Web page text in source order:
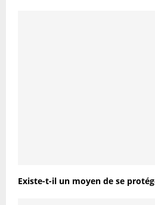
Existe-t-il un moyen de se